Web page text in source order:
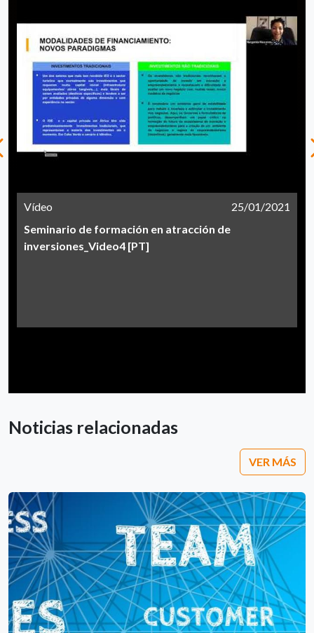
Vídeo
25/01/2021
Seminario de formación en atracción de
inversiones_Video4 [PT]
Noticias relacionadas
VER MÁS